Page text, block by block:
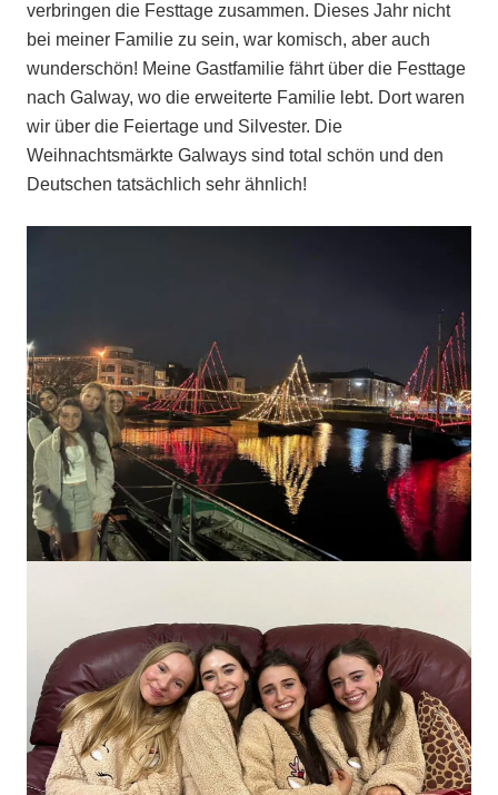
verbringen die Festtage zusammen. Dieses Jahr nicht
bei meiner Familie zu sein, war komisch, aber auch
wunderschön! Meine Gastfamilie fährt über die Festtage
nach Galway, wo die erweiterte Familie lebt. Dort waren
wir über die Feiertage und Silvester. Die
Weihnachtsmärkte Galways sind total schön und den
Deutschen tatsächlich sehr ähnlich!